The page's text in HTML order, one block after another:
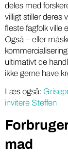
deles med
villigt stiller deres
fleste fagfolk ville
Også – eller
ultimativt de
ikke gerne have
Læs også:
invitere Steffen
mad